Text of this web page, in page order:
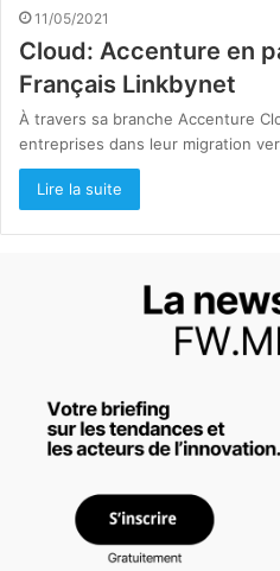
11/05/2021
Cloud: Accenture en
Français Linkbynet
À travers sa branche Accenture
entreprises dans leur migration
Lire la suite